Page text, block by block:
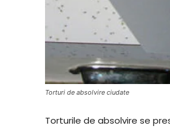
Torturi de absolvire ciudate
Torturile de absolvire se